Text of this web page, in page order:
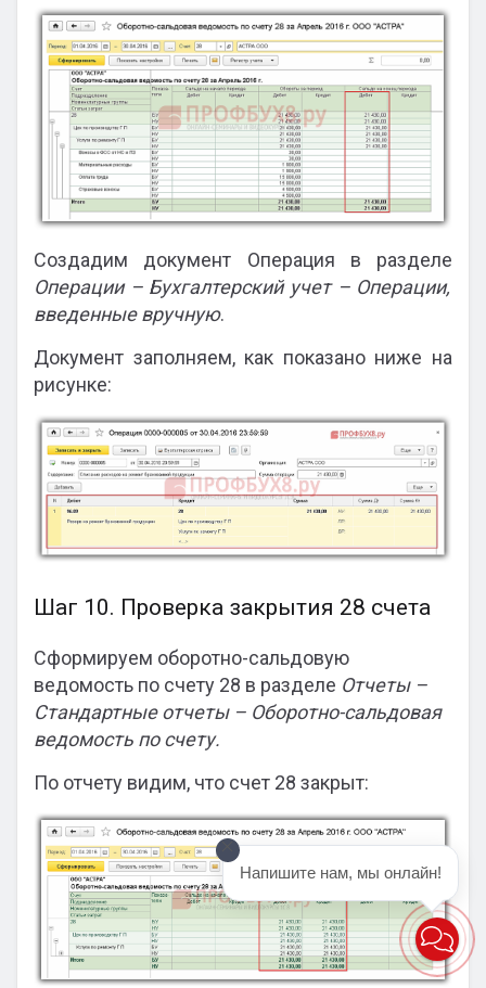
Создадим документ Операция в разделе
Операции – Бухгалтерский учет – Операции,
введенные вручную.
Документ заполняем, как показано ниже на
рисунке:
Шаг 10. Проверка закрытия 28 счета
Сформируем оборотно-сальдовую
ведомость по счету 28 в разделе Отчеты –
Стандартные отчеты – Оборотно-сальдовая
ведомость по счету.
По отчету видим, что счет 28 закрыт:
Напишите нам, мы онлайн!